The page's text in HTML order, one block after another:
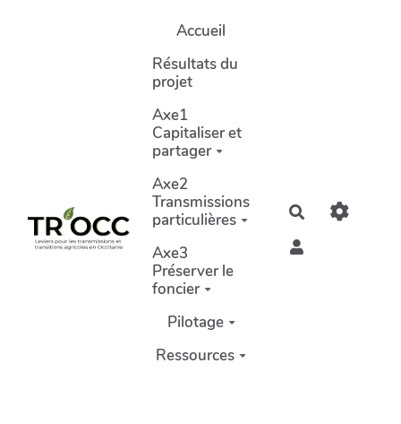
Aller au contenu principalAccueil
Résultats du
projet
Axe1
Capitaliser et
partager
Axe2
Transmissions
particulières
Axe3
Préserver le
foncier
Pilotage
Ressources
Rechercher